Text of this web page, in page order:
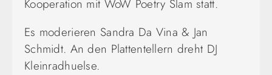
Kooperation mit WoW Poetry Slam statt.
Es moderieren Sandra Da Vina & Jan
Schmidt. An den Plattentellern dreht DJ
Kleinradhuelse.